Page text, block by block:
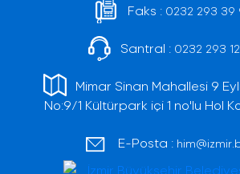
Faks : 0232 293 39
Santral : 0232 293
Mimar Sinan Mahallesi 9
No:9/1 Kültürpark içi 1 no'lu Hol
E-Posta :